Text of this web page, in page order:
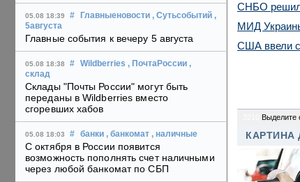
05.08 18:39 # Главныеновости , Сутьсобытий ,
5августа
Главные события к вечеру 5 августа
05.08 18:38 # Wildberries , ПочтаРоссии ,
склад
Склады "Почты России" могут быть
переданы в Wildberries вместо
сгоревших хабов
05.08 18:03 # банки , банкомат , наличные
С октября в России появится
возможность пополнять счет наличными
через любой банкомат по СБП
СНБО
МИД
США ввели
Выделите
КАРТИНА